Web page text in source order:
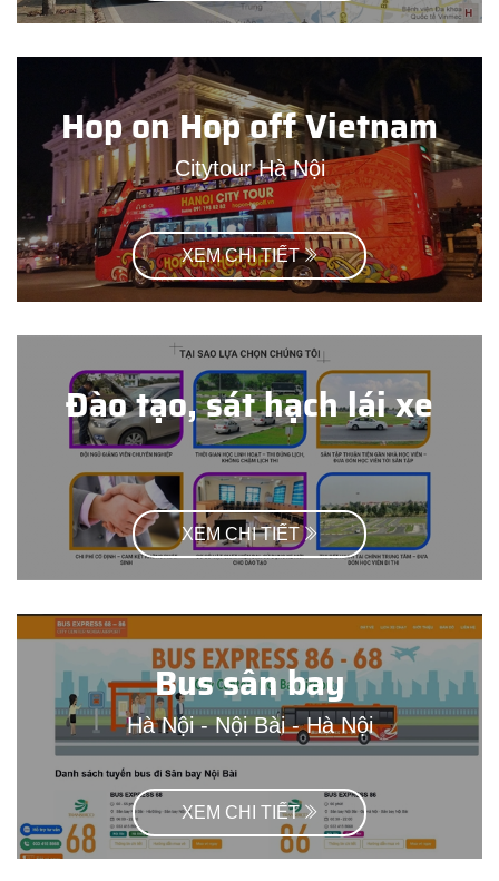
Hop on Hop off Vietnam
Citytour Hà Nội
XEM CHI TIẾT
Đào tạo, sát hạch lái xe
XEM CHI TIẾT
Bus sân bay
Hà Nội - Nội Bài - Hà Nội
XEM CHI TIẾT